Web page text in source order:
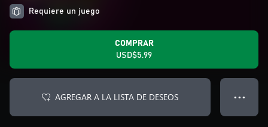
Requiere un juego
COMPRAR
USD$5.99
AGREGAR A LA LISTA DE DESEOS ● ● ●